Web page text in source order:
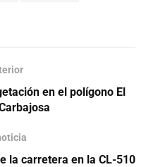
en el polígono El
la carretera en la CL-510